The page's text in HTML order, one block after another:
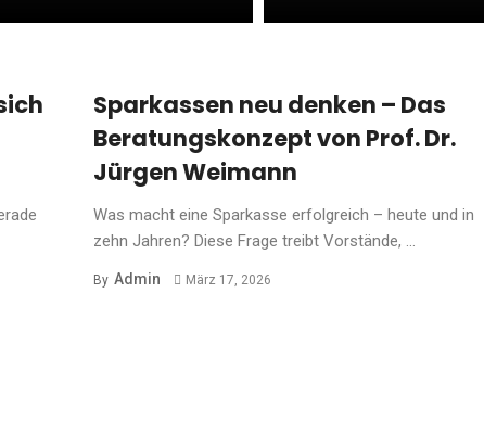
Sparkassen neu denken – Das
Beratungskonzept von Prof. Dr.
Jürgen Weimann
Was macht eine Sparkasse erfolgreich – heute und in
zehn Jahren? Diese Frage treibt Vorstände, ...
By Admin März 17, 2026